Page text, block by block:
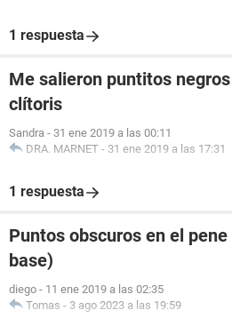
1 respuesta
Me salieron puntitos
clítoris
Sandra - 31 ene 2019 a las 00:11
DRA. MARNET - 31 ene 2019 a las 17:31
1 respuesta
Puntos obscuros en el
base)
diego - 11 ene 2019 a las 02:35
Tomas - 3 ago 2023 a las 19:59